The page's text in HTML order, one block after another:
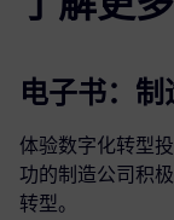
电子书：
体验数字化转型
功的制造公司积
转型。